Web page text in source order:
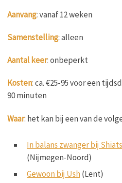
Aanvang: vanaf 12 weken
Samenstelling: alleen
Aantal keer: onbeperkt
Kosten: ca. €25-95 voor een
90 minuten
Waar: het kan bij een van de
In balans zwanger bij
(Nijmegen-Noord)
Gewoon bij Ush(Lent)